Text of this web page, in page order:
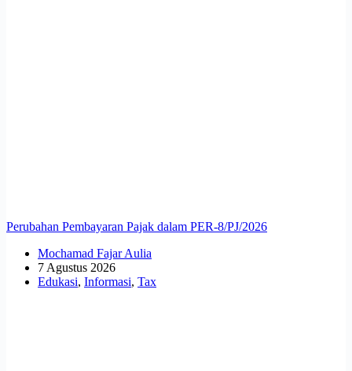
Perubahan Pembayaran Pajak dalam PER-8/PJ/2026
Mochamad Fajar Aulia
7 Agustus 2026
Edukasi, Informasi, Tax